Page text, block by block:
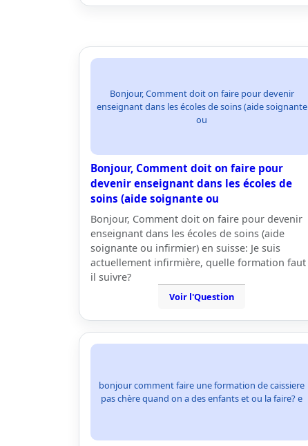
Bonjour, Comment doit on faire pour devenir
enseignant dans les écoles de soins (aide soignante
ou
Bonjour, Comment doit on faire pour
devenir enseignant dans les écoles de
soins (aide soignante ou
Bonjour, Comment doit on faire pour devenir
enseignant dans les écoles de soins (aide
soignante ou infirmier) en suisse: Je suis
actuellement infirmière, quelle formation faut
il suivre?
Voir l'Question
bonjour comment faire une formation de caissiere
pas chère quand on a des enfants et ou la faire? e